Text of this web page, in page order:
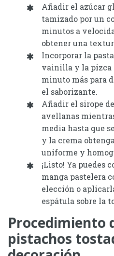
Añadir el azúcar
tamizado por un
minutos a
obtener una
Incorporar la
vainilla y la pizca
minuto más para
el saborizante.
Añadir el sirope
avellanas
media hasta que
y la crema
uniforme y
¡Listo! Ya puedes
manga pastelera
elección o
espátula sobre la
Procedimiento
pistachos